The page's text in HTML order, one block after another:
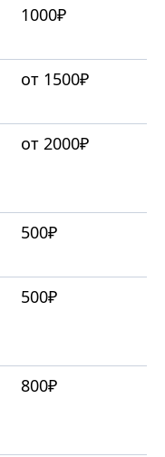
1000₽
от 1500₽
от 2000₽
500₽
500₽
800₽